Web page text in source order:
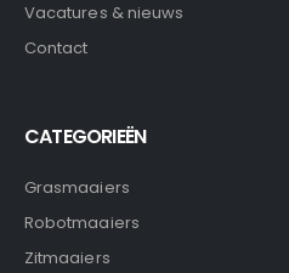
Vacatures & nieuws
Contact
CATEGORIEËN
Grasmaaiers
Robotmaaiers
Zitmaaiers